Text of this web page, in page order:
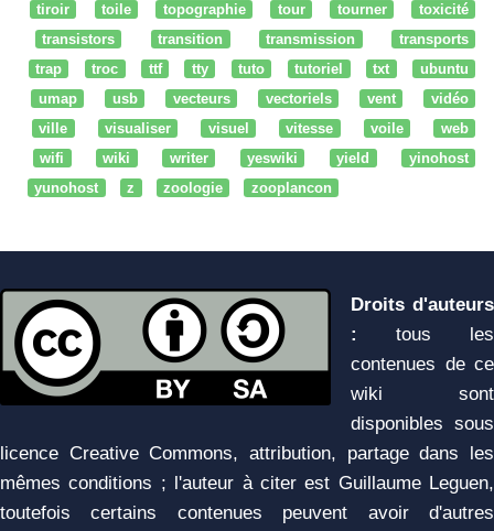
tiroir
toile topographie tour tourner
toxicité
transistors
transition transmission
transports
trap
troc ttf tty tuto tutoriel txt
ubuntu
umap
usb vecteurs vectoriels vent
vidéo
ville
visualiser visuel vitesse voile
web
wifi
wiki writer yeswiki yield
yinohost
yunohost
z zoologie zooplancon
Droits d'auteurs
:
tous les
contenues de ce
wiki sont
disponibles sous
licence Creative Commons, attribution, partage dans les
mêmes conditions ; l'auteur à citer est Guillaume Leguen,
toutefois certains contenues peuvent avoir d'autres